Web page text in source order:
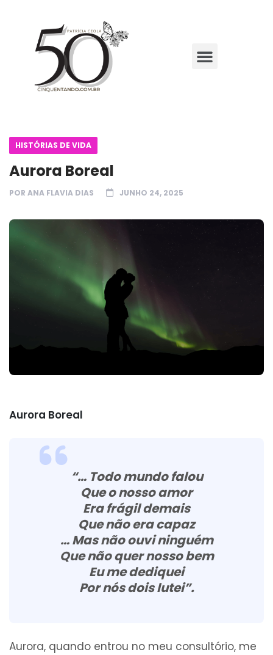
HISTÓRIAS DE VIDA
Aurora Boreal
POR ANA FLAVIA DIAS JUNHO 24, 2025
Aurora Boreal
“… Todo mundo falou
Que o nosso amor
Era frágil demais
Que não era capaz
… Mas não ouvi ninguém
Que não quer nosso bem
Eu me dediquei
Por nós dois lutei”.
Aurora, quando entrou no meu consultório, me